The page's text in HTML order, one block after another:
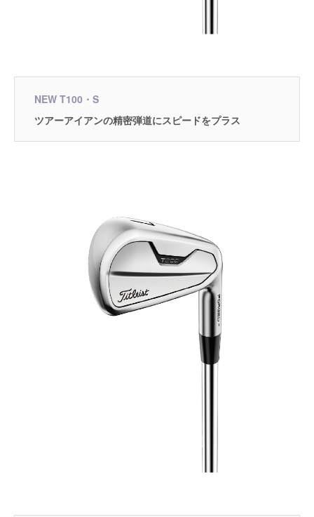
NEW T100・S
ツアーアイアンの精密弾道にスピードをプラス